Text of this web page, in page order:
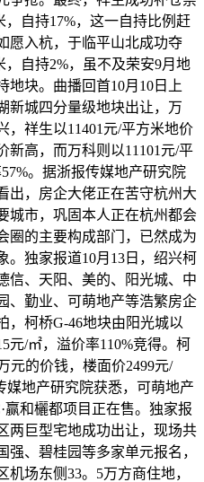
，自持17%，这一自持比例赶
愿入杭，于临平山北成功夺
，自持2%，虽不及荣安9月地
地块。曲播回首10月10日上
新城四分量级地块出让，万
，祥生以11401元/平方米地价
新高，而万科则以11101元/平
。据浙报传媒地产研究院
出，房企大佬正在苦守杭州大
城市，巩固本人正在杭州都会
圈的主要构成部门，已然成为
。独家报道10月13日，绍兴柯
信、天阳、美的、阳光城、中
、勤业、可萌地产等浩繁房企
，柯桥G-46地块由阳光城以
元/㎡，溢价率110%竞得。柯
元的价钱，楼面价2499元/
媒地产研究院获悉，可萌地产
赢和欐都项目正在售。独家报
两巨型宅地成功出让，现场共
、碧桂园等多家单元报名，
场东侧33。5万方商住地，